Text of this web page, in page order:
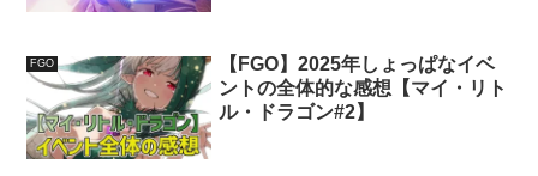
FGO
【FGO】2025年しょっぱなイベ
ントの全体的な感想【マイ・リト
ル・ドラゴン#2】